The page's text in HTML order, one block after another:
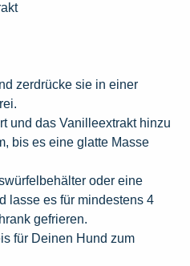
zerdrücke sie in einer
und das Vanilleextrakt hinzu
bis es eine glatte Masse
oder eine
lasse es für mindestens 4
gefrieren.
für Deinen Hund zum